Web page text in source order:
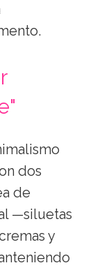
dos
de
—siluetas
y